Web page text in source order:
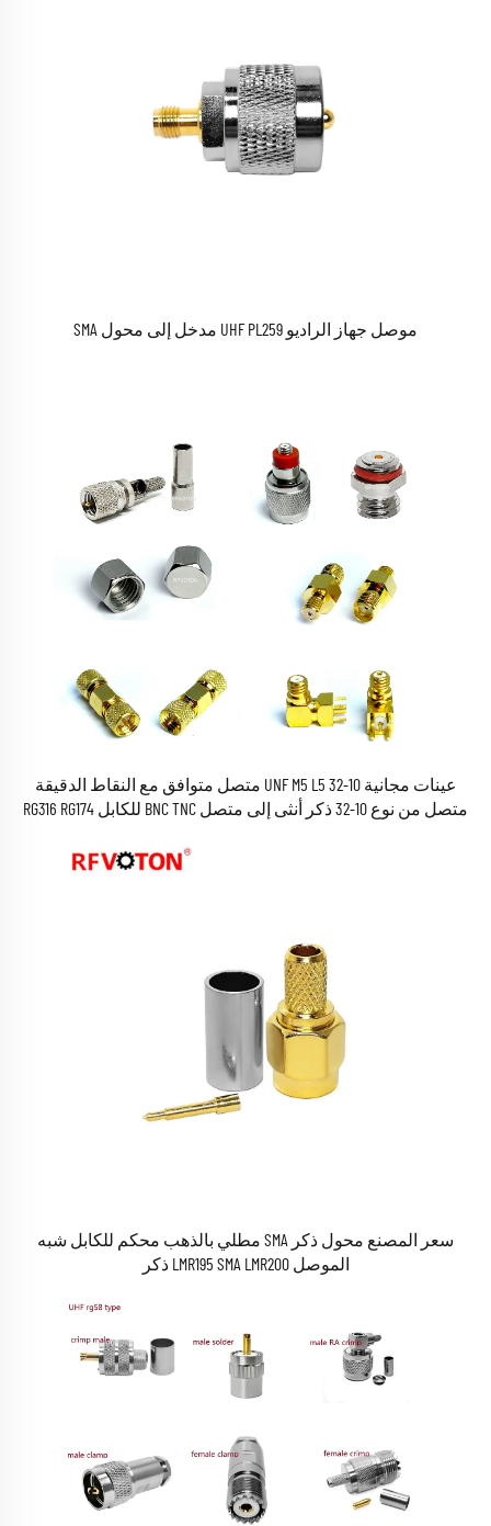
موصل جهاز الراديو UHF PL259 مدخل إلى محول SMA
عينات مجانية 10-32 UNF M5 L5 متصل متوافق مع النقاط الدقيقة
متصل من نوع 10-32 ذكر أنثى إلى متصل BNC TNC للكابل RG316 RG174
سعر المصنع محول ذكر SMA مطلي بالذهب محكم للكابل شبه
الموصل LMR195 SMA LMR200 ذكر